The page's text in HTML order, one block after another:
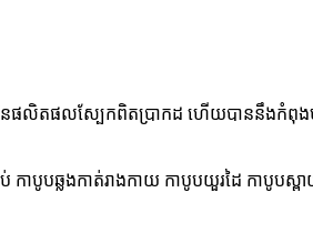
ផលិតផលស្បែកពិតប្រាកដ ហើយបាននឹងកំពុ
បឆ្លងកាត់រាងកាយ កាបូបយួរដៃ កាបូបស្ព